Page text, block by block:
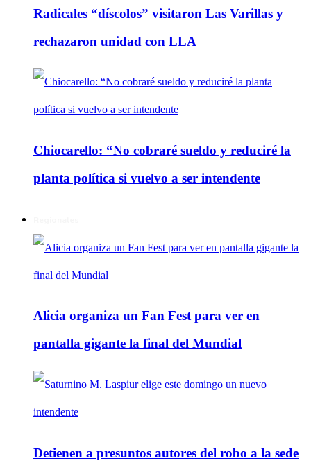
Radicales “díscolos” visitaron Las Varillas y
rechazaron unidad con LLA
Chiocarello: “No cobraré sueldo y reduciré la
planta política si vuelvo a ser intendente
Alicia organiza un Fan Fest para ver en
pantalla gigante la final del Mundial
Detienen a presuntos autores del robo a la sede